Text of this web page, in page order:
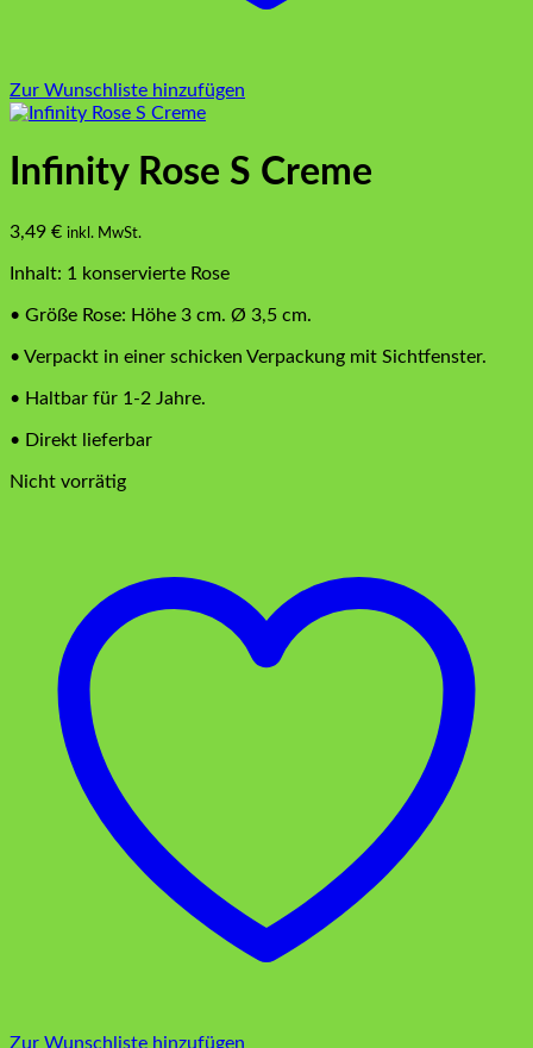
Zur Wunschliste hinzufügen
Infinity Rose S Creme
3,49 € inkl. MwSt.
Inhalt: 1 konservierte Rose
• Größe Rose: Höhe 3 cm. Ø 3,5 cm.
• Verpackt in einer schicken Verpackung mit Sichtfenster.
• Haltbar für 1-2 Jahre.
• Direkt lieferbar
Nicht vorrätig
Zur Wunschliste hinzufügen